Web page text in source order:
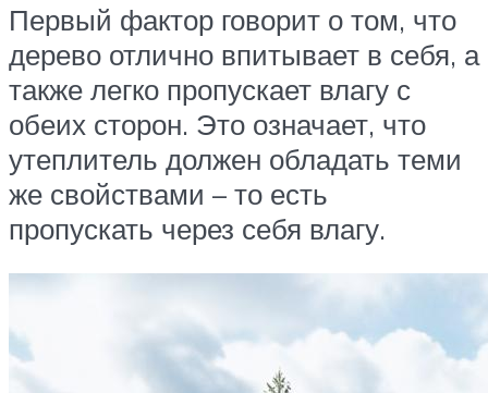
Первый фактор говорит о том, что
дерево отлично впитывает в себя, а
также легко пропускает влагу с
обеих сторон. Это означает, что
утеплитель должен обладать теми
же свойствами – то есть
пропускать через себя влагу.